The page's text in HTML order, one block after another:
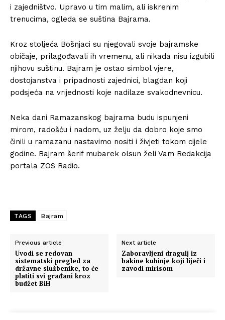
i zajedništvo. Upravo u tim malim, ali iskrenim
trenucima, ogleda se suština Bajrama.
Kroz stoljeća Bošnjaci su njegovali svoje bajramske
običaje, prilagođavali ih vremenu, ali nikada nisu izgubili
njihovu suštinu. Bajram je ostao simbol vjere,
dostojanstva i pripadnosti zajednici, blagdan koji
podsjeća na vrijednosti koje nadilaze svakodnevnicu.
Neka dani Ramazanskog bajrama budu ispunjeni
mirom, radošću i nadom, uz želju da dobro koje smo
činili u ramazanu nastavimo nositi i živjeti tokom cijele
godine. Bajram šerif mubarek olsun želi Vam Redakcija
portala ZOS Radio.
TAGS Bajram
Previous article
Uvodi se redovan
sistematski pregled za
državne službenike, to će
platiti svi građani kroz
budžet BiH
Next article
Zaboravljeni dragulj iz
bakine kuhinje koji liječi i
zavodi mirisom